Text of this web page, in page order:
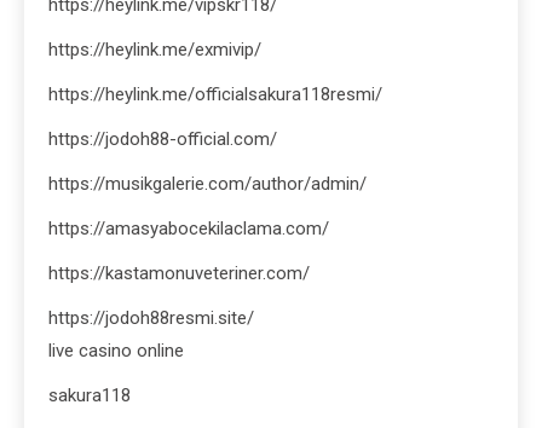
https://heylink.me/vipskr118/
https://heylink.me/exmivip/
https://heylink.me/officialsakura118resmi/
https://jodoh88-official.com/
https://musikgalerie.com/author/admin/
https://amasyabocekilaclama.com/
https://kastamonuveteriner.com/
https://jodoh88resmi.site/
live casino online
sakura118